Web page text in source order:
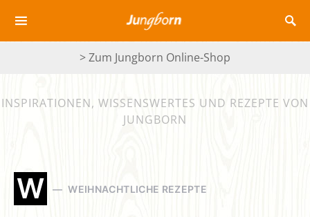
> Zum Jungborn Online-Shop
INSPIRATIONEN, WISSENSWERTES UND REZEPTE VON
JUNGBORN
W WEIHNACHTLICHE REZEPTE